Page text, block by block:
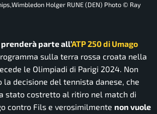
Holger RUNE (DEN) Photo © Ray
parte all’ATP 250 di Umago
sulla terra rossa croata nella
le Olimpiadi di Parigi 2024. Non
decisione del tennista danese, che
stato costretto al ritiro nel match di
contro Fils e verosimilmente non vuole